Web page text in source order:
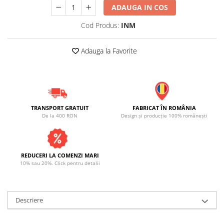
ADAUGA IN COS
Cod Produs: INM
Adauga la Favorite
TRANSPORT GRATUIT
De la 400 RON
FABRICAT ÎN ROMÂNIA
Design și producție 100% românești
REDUCERI LA COMENZI MARI
10% sau 20%. Click pentru detalii
Descriere